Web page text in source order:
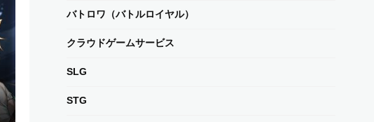
バトロワ（バトルロイヤル）
クラウドゲームサービス
SLG
STG